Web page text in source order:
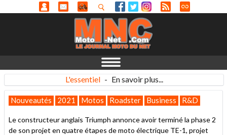
L'essentiel - En savoir plus...
Nouveautés 2021 Motos Roadster Business R&D
Le constructeur anglais Triumph annonce avoir terminé la phase 2
de son projet en quatre étapes de moto électrique TE-1, projet